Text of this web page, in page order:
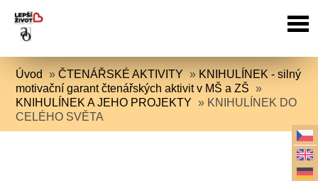
Úvod »ČTENÁŘSKÉ AKTIVITY » KNIHULÍNEK - silný
motivační garant čtenářských aktivit v MŠ a ZŠ »
KNIHULÍNEK A JEHO PROJEKTY » KNIHULÍNEK DO
CELÉHO SVĚTA